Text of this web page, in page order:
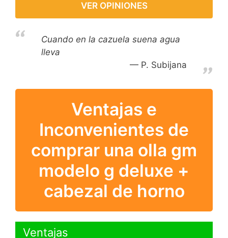
VER OPINIONES
Cuando en la cazuela suena agua
lleva
P. Subijana
Ventajas e
Inconvenientes de
comprar una olla gm
modelo g deluxe +
cabezal de horno
Ventajas